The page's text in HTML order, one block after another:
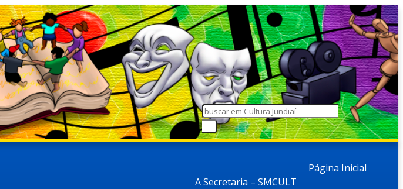
Página Inicial
A Secretaria – SMCULT